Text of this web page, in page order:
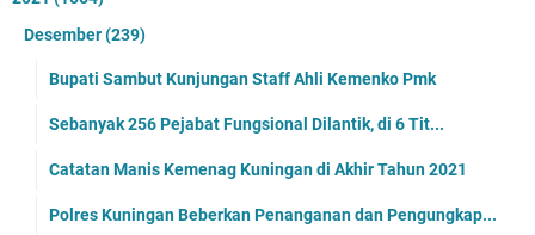
Desember(239)
Bupati Sambut Kunjungan Staff Ahli Kemenko Pmk
Sebanyak 256 Pejabat Fungsional Dilantik, di 6 Tit...
Catatan Manis Kemenag Kuningan di Akhir Tahun 2021
Polres Kuningan Beberkan Penanganan dan Pengungkap...